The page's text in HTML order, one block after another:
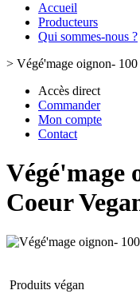
Accueil
Producteurs
Qui sommes-nous ?
> Végé'mage oignon-
Accès direct
Commander
Mon compte
Contact
Végé'mage
Coeur
Produits végan